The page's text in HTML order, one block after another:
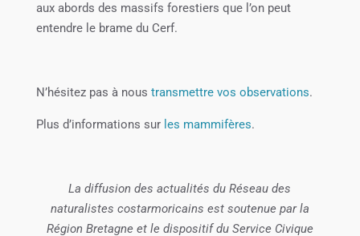
aux abords des massifs forestiers que l’on peut
entendre le brame du Cerf.
N’hésitez pas à nous transmettre vos observations.
Plus d’informations sur les mammifères.
La diffusion des actualités du Réseau des
naturalistes costarmoricains est soutenue par la
Région Bretagne et le dispositif du Service Civique